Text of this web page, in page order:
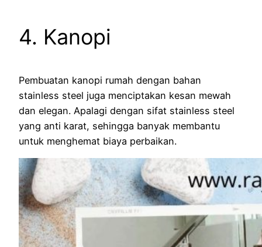
4. Kanopi
Pembuatan kanopi rumah dengan bahan
stainless steel juga menciptakan kesan mewah
dan elegan. Apalagi dengan sifat stainless steel
yang anti karat, sehingga banyak membantu
untuk menghemat biaya perbaikan.